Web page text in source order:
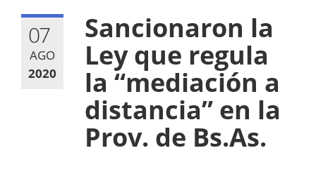
07
AGO
2020
Sancionaron la
Ley que regula
la “mediación a
distancia” en la
Prov. de Bs.As.